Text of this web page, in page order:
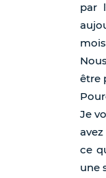
par
être
Je
ce
une